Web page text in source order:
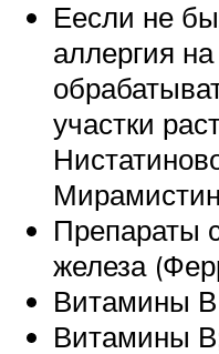
Еесли не
аллергия
участки
Препараты
железа
Витамины
Витамины